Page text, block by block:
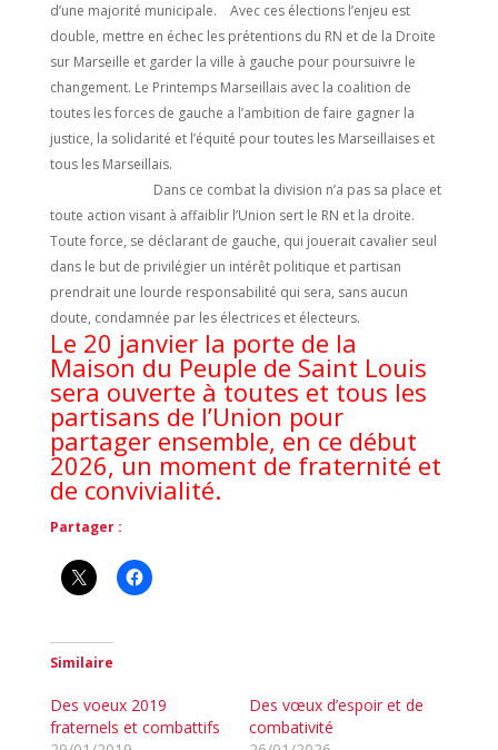
d’une majorité municipale. Avec ces élections l’enjeu est
double, mettre en échec les prétentions du RN et de la Droite
sur Marseille et garder la ville à gauche pour poursuivre le
changement. Le Printemps Marseillais avec la coalition de
toutes les forces de gauche a l’ambition de faire gagner la
justice, la solidarité et l’équité pour toutes les Marseillaises et
tous les Marseillais.
Dans ce combat la division n’a pas sa place et
toute action visant à affaiblir l’Union sert le RN et la droite.
Toute force, se déclarant de gauche, qui jouerait cavalier seul
dans le but de privilégier un intérêt politique et partisan
prendrait une lourde responsabilité qui sera, sans aucun
doute, condamnée par les électrices et électeurs.
Le 20 janvier la porte de la
Maison du Peuple de Saint Louis
sera ouverte à toutes et tous les
partisans de l’Union pour
partager ensemble, en ce début
2026, un moment de fraternité et
de convivialité.
Partager :
Similaire
Des voeux 2019
fraternels et combattifs
Des vœux d’espoir et de
combativité